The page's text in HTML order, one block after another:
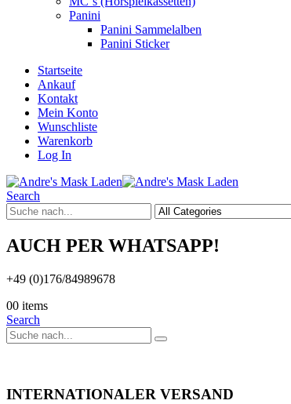
Panini
Panini Sammelalben
Panini Sticker
Startseite
Ankauf
Kontakt
Mein Konto
Wunschliste
Warenkorb
Log In
Search
AUCH PER WHATSAPP!
+49 (0)176/84989678
00 items
Search
INTERNATIONALER VERSAND